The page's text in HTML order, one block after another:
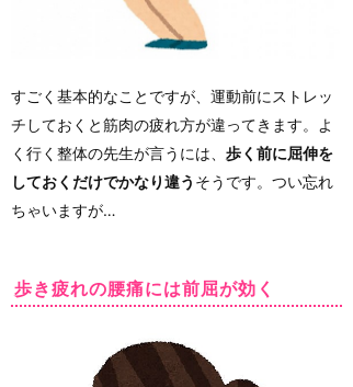
すごく基本的なことですが、運動前にストレッ
チしておくと筋肉の疲れ方が違ってきます。よ
く行く整体の先生が言うには、 歩く前に屈伸を
しておくだけでかなり違う そうです。つい忘れ
ちゃいますが…
歩き疲れの腰痛には前屈が効く